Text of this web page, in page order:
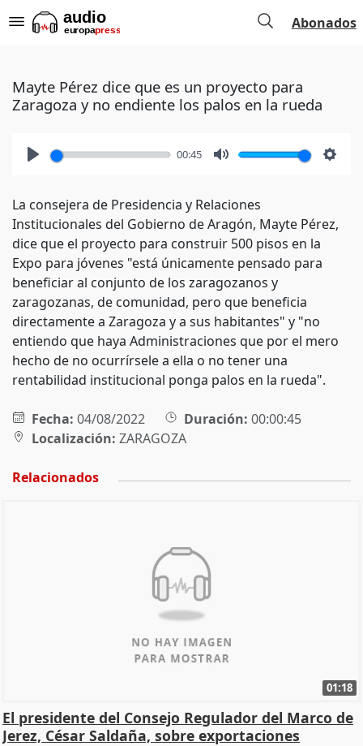
Abonados
Mayte Pérez dice que es un proyecto para
Zaragoza y no endiente los palos en la rueda
00:45
La consejera de Presidencia y Relaciones
Institucionales del Gobierno de Aragón, Mayte Pérez,
dice que el proyecto para construir 500 pisos en la
Expo para jóvenes "está únicamente pensado para
beneficiar al conjunto de los zaragozanos y
zaragozanas, de comunidad, pero que beneficia
directamente a Zaragoza y a sus habitantes" y "no
entiendo que haya Administraciones que por el mero
hecho de no ocurrírsele a ella o no tener una
rentabilidad institucional ponga palos en la rueda".
Fecha: 04/08/2022 Duración: 00:00:45
Localización: ZARAGOZA
Relacionados
01:18
El presidente del Consejo Regulador del Marco de
Jerez, César Saldaña, sobre exportaciones